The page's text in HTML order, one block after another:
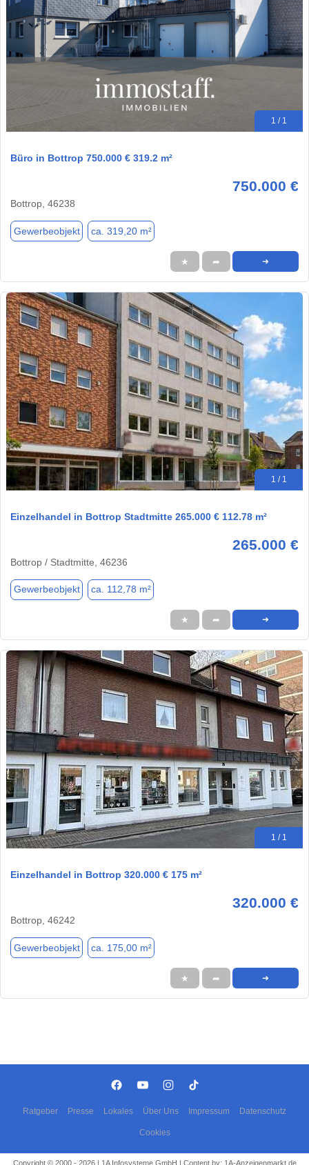
1 / 1
Büro in Bottrop 750.000 € 319.2 m²
750.000 €
Bottrop, 46238
Gewerbeobjekt ca. 319,20 m²
★ ➦ ➜
1 / 1
Einzelhandel in Bottrop Stadtmitte 265.000 € 112.78 m²
265.000 €
Bottrop / Stadtmitte, 46236
Gewerbeobjekt ca. 112,78 m²
★ ➦ ➜
1 / 1
Einzelhandel in Bottrop 320.000 € 175 m²
320.000 €
Bottrop, 46242
Gewerbeobjekt ca. 175,00 m²
★ ➦ ➜
Ratgeber Presse Lokales Über Uns Impressum Datenschutz
Cookies
Copyright © 2000 - 2026 | 1A Infosysteme GmbH | Content by: 1A-Anzeigenmarkt.de